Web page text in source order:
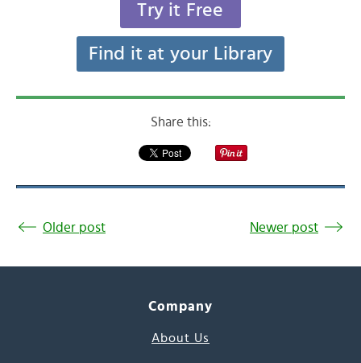
Try it Free
Find it at your Library
Share this:
Older post Newer post
Company
About Us